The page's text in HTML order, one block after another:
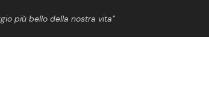
più bello della nostra vita”